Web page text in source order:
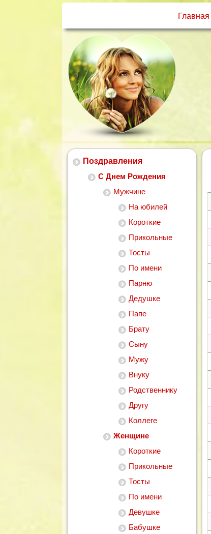
Главная
Поздравления
С Днем Рождения
Мужчине
На юбилей
Короткие
Прикольные
Тосты
По имени
Парню
Дедушке
Папе
Брату
Сыну
Мужу
Внуку
Родственнику
Другу
Коллеге
Женщине
Короткие
Прикольные
Тосты
По имени
Девушке
Бабушке